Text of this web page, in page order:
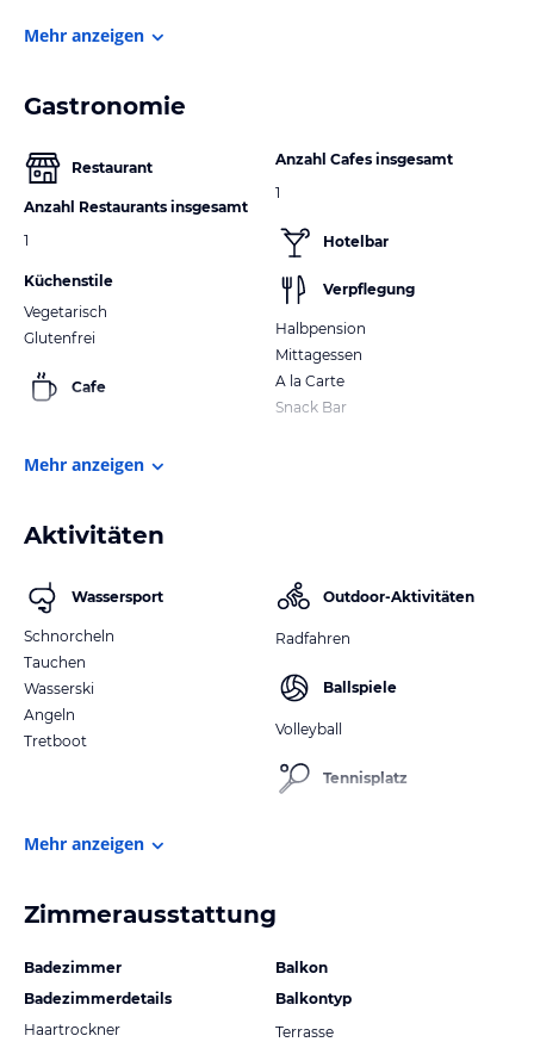
Mehr anzeigen
Gastronomie
Restaurant
Anzahl Restaurants insgesamt
1
Küchenstile
Vegetarisch
Glutenfrei
Cafe
Anzahl Cafes insgesamt
1
Hotelbar
Verpflegung
Halbpension
Mittagessen
A la Carte
Snack Bar
Mehr anzeigen
Aktivitäten
Wassersport
Schnorcheln
Tauchen
Wasserski
Angeln
Tretboot
Outdoor-Aktivitäten
Radfahren
Ballspiele
Volleyball
Tennisplatz
Mehr anzeigen
Zimmerausstattung
Badezimmer
Badezimmerdetails
Haartrockner
Balkon
Balkontyp
Terrasse